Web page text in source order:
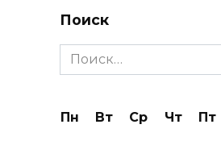
Поиск
Search
for:
Пн Вт Ср Чт Пт